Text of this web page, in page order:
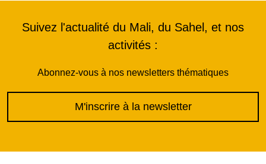
Suivez l'actualité du Mali, du Sahel, et nos
activités :
Abonnez-vous à nos newsletters thématiques
M'inscrire à la newsletter